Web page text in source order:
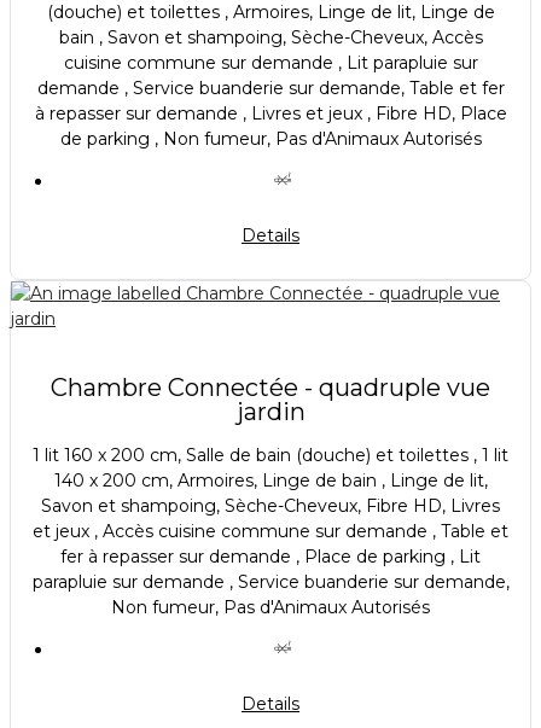
(douche) et toilettes , Armoires, Linge de lit, Linge de
bain , Savon et shampoing, Sèche-Cheveux, Accès
cuisine commune sur demande , Lit parapluie sur
demande , Service buanderie sur demande, Table et fer
à repasser sur demande , Livres et jeux , Fibre HD, Place
de parking , Non fumeur, Pas d'Animaux Autorisés
Details
Chambre Connectée - quadruple vue
jardin
1 lit 160 x 200 cm, Salle de bain (douche) et toilettes , 1 lit
140 x 200 cm, Armoires, Linge de bain , Linge de lit,
Savon et shampoing, Sèche-Cheveux, Fibre HD, Livres
et jeux , Accès cuisine commune sur demande , Table et
fer à repasser sur demande , Place de parking , Lit
parapluie sur demande , Service buanderie sur demande,
Non fumeur, Pas d'Animaux Autorisés
Details